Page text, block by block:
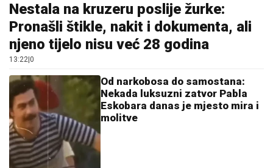
Nestala na kruzeru poslije žurke:
Pronašli štikle, nakit i dokumenta, ali
njeno tijelo nisu već 28 godina
13:22 0
Od narkobosa do samostana:
Nekada luksuzni zatvor Pabla
Eskobara danas je mjesto mira i
molitve